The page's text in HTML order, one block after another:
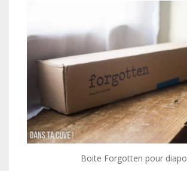
Boite Forgotten pour diapo